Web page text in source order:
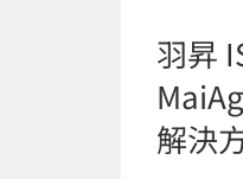
羽昇
解決